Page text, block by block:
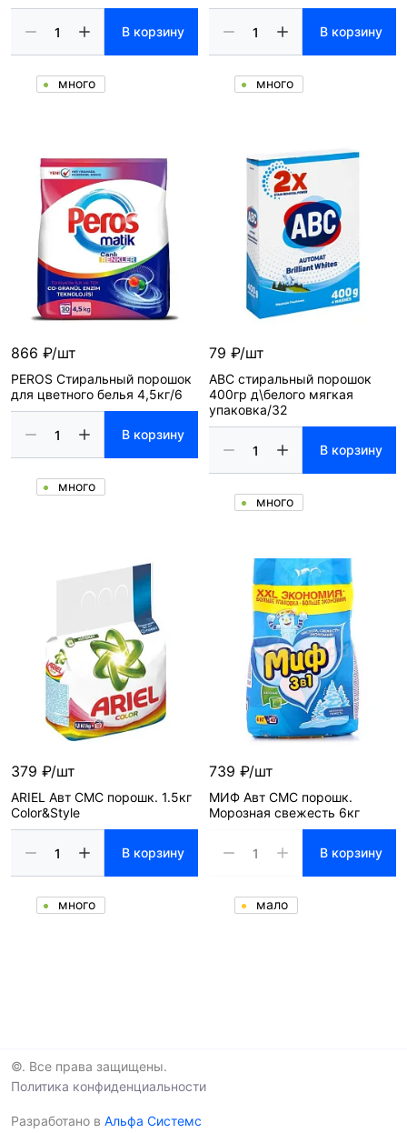
В корзину
много
В корзину
много
866 ₽/шт
PEROS Стиральный порошок
для цветного белья 4,5кг/6
В корзину
много
79 ₽/шт
ABC стиральный порошок
400гр д\белого мягкая
упаковка/32
В корзину
много
379 ₽/шт
ARIEL Авт СМС порошк. 1.5кг
Color&Style
В корзину
много
739 ₽/шт
МИФ Авт СМС порошк.
Морозная свежесть 6кг
В корзину
мало
©. Все права защищены.
Политика конфиденциальности
Разработано в Альфа Системс